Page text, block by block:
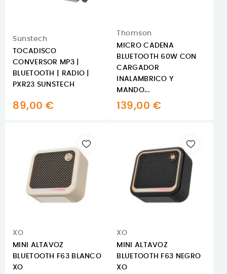
Sunstech
TOCADISCO
CONVERSOR MP3 |
BLUETOOTH | RADIO |
PXR23 SUNSTECH
89,00 €
Thomson
MICRO CADENA
BLUETOOTH 60W CON
CARGADOR
INALAMBRICO Y
MANDO...
139,00 €
XO
MINI ALTAVOZ
BLUETOOTH F63 BLANCO
XO
XO
MINI ALTAVOZ
BLUETOOTH F63 NEGRO
XO